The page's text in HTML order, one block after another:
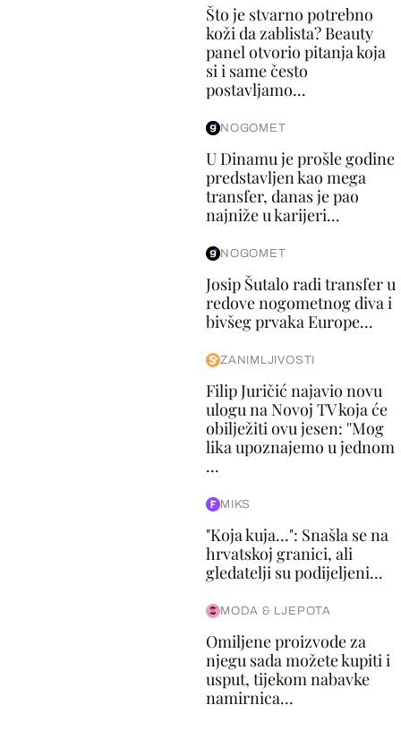
Što je stvarno potrebno
koži da zablista? Beauty
panel otvorio pitanja koja
si i same često
postavljamo...
NOGOMET
U Dinamu je prošle godine
predstavljen kao mega
transfer, danas je pao
najniže u karijeri...
NOGOMET
Josip Šutalo radi transfer u
redove nogometnog diva i
bivšeg prvaka Europe...
ZANIMLJIVOSTI
Filip Juričić najavio novu
ulogu na Novoj TV koja će
obilježiti ovu jesen: ''Mog
lika upoznajemo u jednom
...
MIKS
"Koja kuja…": Snašla se na
hrvatskoj granici, ali
gledatelji su podijeljeni...
MODA & LJEPOTA
Omiljene proizvode za
njegu sada možete kupiti i
usput, tijekom nabavke
namirnica...